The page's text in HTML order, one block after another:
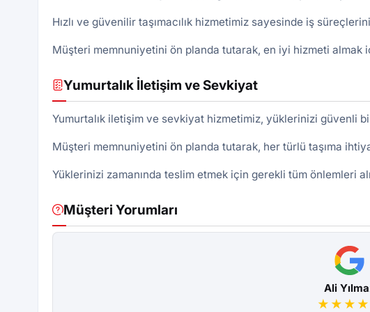
Hızlı ve güvenilir taşımacılık hizmetimiz sayesinde iş
Müşteri memnuniyetini ön planda tutarak, en iyi hizmeti almak
Yumurtalık İletişim ve Sevkiyat
Yumurtalık iletişim ve sevkiyat hizmetimiz, yüklerinizi güvenli
Müşteri memnuniyetini ön planda tutarak, her türlü taşıma
Yüklerinizi zamanında teslim etmek için gerekli tüm önlemleri
Müşteri Yorumları
Ali